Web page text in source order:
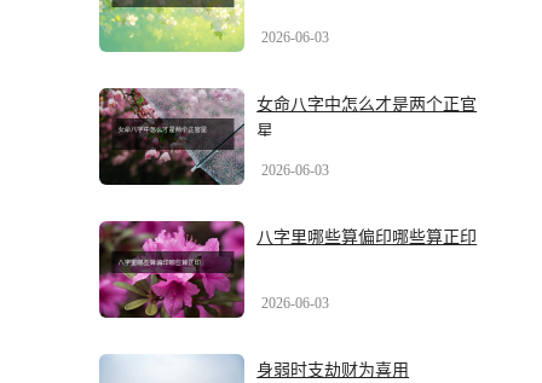
2026-06-03
女命八字中怎么才是两个正官
星
2026-06-03
八字里哪些算偏印哪些算正印
2026-06-03
身弱时支劫财为喜用